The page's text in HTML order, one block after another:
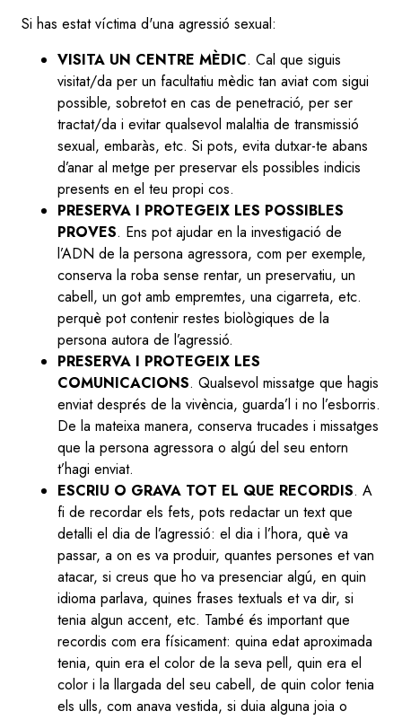
Si has estat víctima d'una agressió sexual:
VISITA UN CENTRE MÈDIC. Cal que siguis
visitat/da per un facultatiu mèdic tan aviat com sigui
possible, sobretot en cas de penetració, per ser
tractat/da i evitar qualsevol malaltia de transmissió
sexual, embaràs, etc. Si pots, evita dutxar-te abans
d’anar al metge per preservar els possibles indicis
presents en el teu propi cos.
PRESERVA I PROTEGEIX LES POSSIBLES
PROVES. Ens pot ajudar en la investigació de
l’ADN de la persona agressora, com per exemple,
conserva la roba sense rentar, un preservatiu, un
cabell, un got amb empremtes, una cigarreta, etc.
perquè pot contenir restes biològiques de la
persona autora de l’agressió.
PRESERVA I PROTEGEIX LES
COMUNICACIONS. Qualsevol missatge que hagis
enviat després de la vivència, guarda’l i no l’esborris.
De la mateixa manera, conserva trucades i missatges
que la persona agressora o algú del seu entorn
t’hagi enviat.
ESCRIU O GRAVA TOT EL QUE RECORDIS. A
fi de recordar els fets, pots redactar un text que
detalli el dia de l’agressió: el dia i l’hora, què va
passar, a on es va produir, quantes persones et van
atacar, si creus que ho va presenciar algú, en quin
idioma parlava, quines frases textuals et va dir, si
tenia algun accent, etc. També és important que
recordis com era físicament: quina edat aproximada
tenia, quin era el color de la seva pell, quin era el
color i la llargada del seu cabell, de quin color tenia
els ulls, com anava vestida, si duia alguna joia o